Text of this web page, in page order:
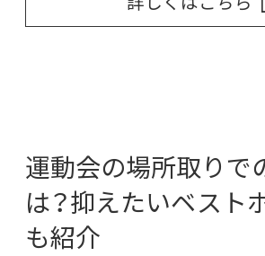
運動会の場所取りで
は？抑えたいベスト
も紹介